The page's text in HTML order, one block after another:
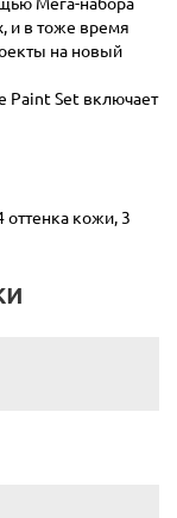
и в тоже время
на новый
Paint Set включает
оттенка кожи, 3